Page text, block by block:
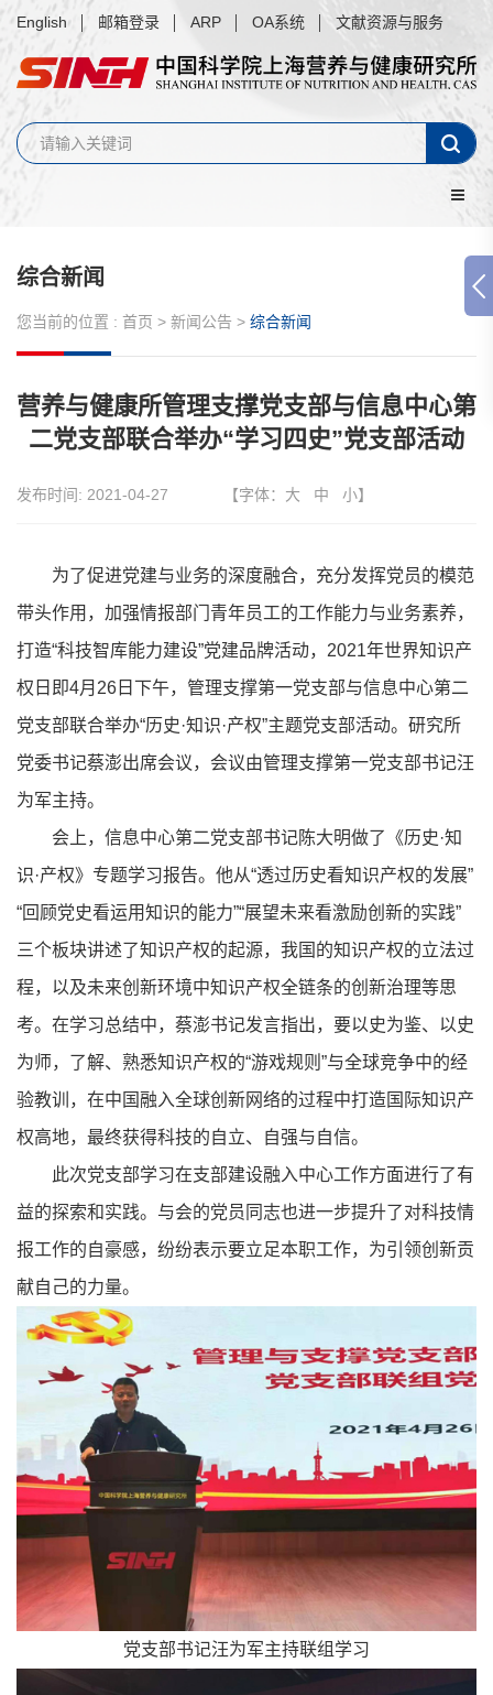
English 邮箱登录 ARP OA系统 文献资源与服务
综合新闻
您当前的位置 : 首页 > 新闻公告 > 综合新闻
营养与健康所管理支撑党支部与信息中心第
二党支部联合举办“学习四史”党支部活动
发布时间: 2021-04-27 【字体： 大 中 小】
为了促进党建与业务的深度融合，充分发挥党员的模范
带头作用，加强情报部门青年员工的工作能力与业务素养，
打造“科技智库能力建设”党建品牌活动，2021年世界知识产
权日即4月26日下午，管理支撑第一党支部与信息中心第二
党支部联合举办“历史·知识·产权”主题党支部活动。研究所
党委书记蔡澎出席会议，会议由管理支撑第一党支部书记汪
为军主持。
会上，信息中心第二党支部书记陈大明做了《历史·知
识·产权》专题学习报告。他从“透过历史看知识产权的发展”
“回顾党史看运用知识的能力”“展望未来看激励创新的实践”
三个板块讲述了知识产权的起源，我国的知识产权的立法过
程，以及未来创新环境中知识产权全链条的创新治理等思
考。在学习总结中，蔡澎书记发言指出，要以史为鉴、以史
为师，了解、熟悉知识产权的“游戏规则”与全球竞争中的经
验教训，在中国融入全球创新网络的过程中打造国际知识产
权高地，最终获得科技的自立、自强与自信。
此次党支部学习在支部建设融入中心工作方面进行了有
益的探索和实践。与会的党员同志也进一步提升了对科技情
报工作的自豪感，纷纷表示要立足本职工作，为引领创新贡
献自己的力量。
党支部书记汪为军主持联组学习